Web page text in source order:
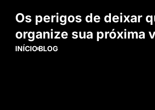
Os perigos de deixar
organize sua próxima
INÍCIOBLOG